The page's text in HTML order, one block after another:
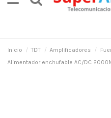
Inicio TDT Amplificadores
Alimentador enchufable AC/DC